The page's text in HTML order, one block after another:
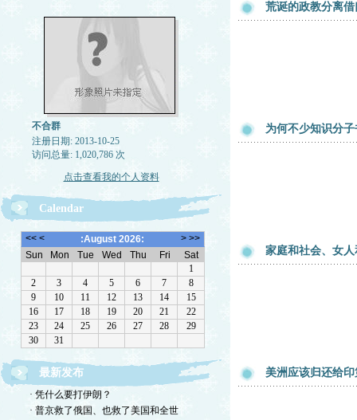
不合群
注册日期: 2013-10-25
访问总量: 1,020,786 次
点击查看我的个人资料
Calendar
最新发布
· 凭什么要打伊朗？
· 普京救了俄国、也救了美国和全世
荒诞的政教分离借
为何不少知识分
家庭和社会、女
美洲应该归还给